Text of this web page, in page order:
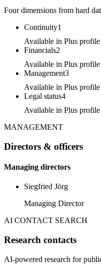
Four dimensions from hard
Continuity1
Available in Plus profile
Financials2
Available in Plus profile
Management3
Available in Plus profile
Legal status4
Available in Plus profile
MANAGEMENT
Directors & officers
Managing directors
Siegfried Jörg
Managing Director
AI CONTACT SEARCH
Research contacts
AI-powered research for